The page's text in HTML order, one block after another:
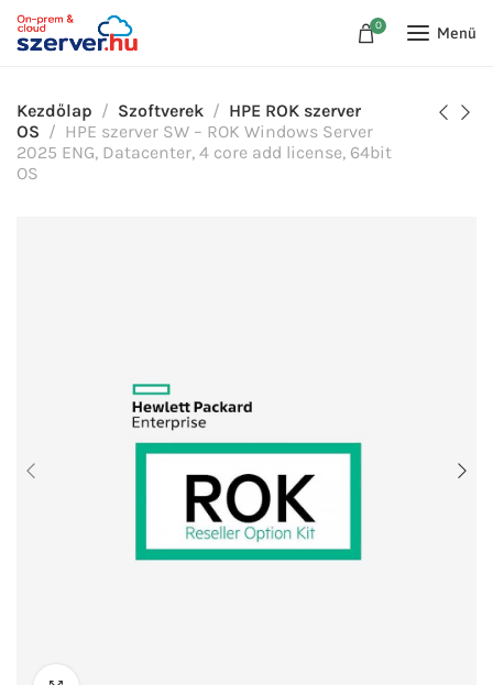
0 Menü
Kezdőlap Szoftverek
HPE ROK szerver
OS
HPE szerver SW – ROK Windows Server
2025 ENG, Datacenter, 4 core add license, 64bit
OS